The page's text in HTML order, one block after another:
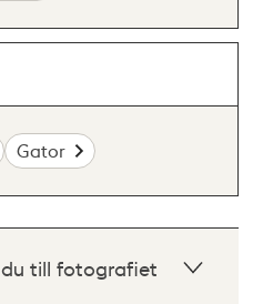
Gator
du till fotografiet